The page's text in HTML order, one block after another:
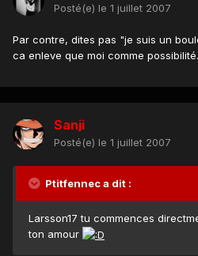
Posté(e) le 1 juillet 2007
Par contre, dites pas "je suis un
ca enleve que moi comme possibilité.
Sanji
Posté(e) le 1 juillet 2007
Ptitfennec a dit :
Larsson17 tu commences
ton amour